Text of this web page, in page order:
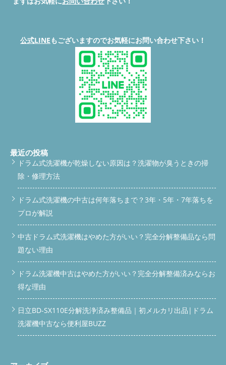
出ている場合、内部詰まりの可能性が高いです。 放置すると完
れば幸いです。
公式LINEで相談・依頼する 電話する
問
サービス一覧を見る 便利屋BUZZのドラム式洗濯機
分解クリーニング・修理のサービス内容や作業内容、機種別料金
についてはこちらで詳しくご確認いただけます。 ご予約前にぜ
ひチェックしてください。
料金表を見る /* 上部スクロールバ
ー（スリム仕様） */ #scroll-bar { position: fixed; top: -60px; left:
0; width: 100%; background-color: #00C73C; padding: 12px
10px; text-align: center; z-index: 9999; box-shadow: 0 2px 8px
rgba(0,0,0,0.3); transition: top 0.3s ease; } #scroll-bar.show { top:
{ opacity: 0.9; } /* 下部固定バー */ #bottom-bar { position: fixed;
bottom: -60px; left: 0; width: 100%; display: flex; text-align:
center; z-index: 9999; transition: bottom 0.3s ease; box-shadow:
0 -2px 8px rgba(0,0,0,0.3); } #bottom-bar.show { bottom: 0; }
#bottom-bar a { flex: 1; padding: 14px 8px; font-size: 16px; font-
weight: bold; color: #fff; text-decoration: none; } #bottom-bar
a.phone { background-color: #007BFF; } #bottom-bar a.contact
{ background-color: #FF6600; } #bottom-bar a:hover { opacity:
0.9; } /* サービス＆料金ブロック */ .vertical-link-block {
background-color: #FFF8E1; border: 1px solid #FFD699;
padding: 24px; margin: 24px 0; text-align: center; border-radius:
10px; } .vertical-link-block p { font-size: 16px; color: #333;
margin: 20px 0; line-height: 1.5; } /* ボタン共通設定 */ .vertical-
link-block .button { display: inline-block; font-weight: bold; font-
size: 16px; padding: 14px 28px; width: 220px; border-radius:
6px; text-decoration: none; transition: opacity 0.3s; text-align:
background-color: #28A745; color: #fff; } .vertical-link-block
.service-button:hover { opacity: 0.9; } .vertical-link-block .price-
#scroll-bar a, #bottom-bar a { font-size: 14px; padding: 12px
とした場合は使用しない 分解クリーニングの目安を知っておく
理せず専門業者に相談してください。 Q2. 自分で分解して掃除し
てもいいですか？→ メーカー保証が切れる場合やパーツ破損の
リスクがあります。安全のため専門業者推奨です。 Q3. マスクや
小物を洗うときの注意は？→ 洗濯ネットに入れる、脱水前に確
認する、軽いものは単体で入れない。
公式LINEで相談・依頼
問い合わせ
サービス一覧を見る 便利屋
BUZZのドラム式洗濯機分解クリーニング・修理のサービス内容
や作業内容、機種別料金についてはこちらで詳しくご確認いただ
けます。 ご予約前にぜひチェックしてください。
る /* 上部スクロールバー（スリム仕様） */ #scroll-bar {
9999; box-shadow: 0 2px 8px rgba(0,0,0,0.3); transition: top 0.3s
ease; } #scroll-bar.show { top: 0; } #scroll-bar a { color: #fff; font-
size: 16px; font-weight: bold; text-decoration: none; display:
inline-block; } #scroll-bar a:hover { opacity: 0.9; } /* 下部固定バー
*/ #bottom-bar { position: fixed; bottom: -60px; left: 0; width:
100%; display: flex; text-align: center; z-index: 9999; transition:
bottom 0.3s ease; box-shadow: 0 -2px 8px rgba(0,0,0,0.3); }
#bottom-bar.show { bottom: 0; } #bottom-bar a { flex: 1;
padding: 14px 8px; font-size: 16px; font-weight: bold; color: #fff;
text-decoration: none; } #bottom-bar a.phone { background-
color: #007BFF; } #bottom-bar a.contact { background-color:
#FF6600; } #bottom-bar a:hover { opacity: 0.9; } /* サービス＆料
border: 1px solid #FFD699; padding: 24px; margin: 24px 0; text-
align: center; border-radius: 10px; } .vertical-link-block p { font-
font-weight: bold; font-size: 16px; padding: 14px 28px; width:
220px; border-radius: 6px; text-decoration: none; transition:
.vertical-link-block .price-button { background-color: #FF7A2D;
くある質問（Q&A） 東芝 TW-127XH2ってどんな洗濯機？ TW-
リー層に人気があります。 ただし、高機能な反面、内部構造は
非常に複雑。異物が入り込むと排水トラブルやセンサー誤作動が
起こりやすく、「分解できる業者」が少ないという点も特徴で
す。 なぜ歯ブラシが落ちるの？ フィルター箇所からの内部の埃
が気になり、歯ブラシで清掃している時に、洗濯機内部に落下さ
せてしまう事例が多いです。 ドラムの奥に落ちた異物は、排水
ポンプやバルブに流れていき、排水トラブルの原因になります。
排水できない本当の原因 今回のお客様のTW-127XH2は「C1」エ
ラーが出ており、排水が途中で止まる状態でした。原因は、排水
ホース内部に不織布マスクが詰まり、水の流れを妨げていたこ
スクは布や紙の繊維が細かいため、フィルターや排水トラップに
絡みやすいです。見た目には見えなくても、内部では水の流れを
大きく阻害しています。 実際、分解してみると排水ホースの中
に丸まったマスクが固着しており、その周りには黒カビやスライ
ム状の汚れがこびりついていました。これが臭いの原因でもあり
ます。 こうした「異物＋汚れ」の組み合わせは、乾燥機能にも
悪影響を及ぼします。空気がうまく循環せず、生乾き臭・乾燥時
間の延長・電気代の増加につながるからです。 今回の事例は歯
ブラシが落ちて排水できなくなったケースです。 日常での注意
点や予防策については、こちらの解説記事をご覧ください： 歯
ブラシ・マスク落下時の注意と対策 分解洗浄の流れと作業内容
電源・給水・排水ホースを外し、洗濯機を安全な作業スペースへ
物（歯ブラシ・マスク）の除去 排水バルブ・フィルター・ホー
ス内部の高圧洗浄 組み立て・試運転・排水・乾燥動作の確認 異
乾燥時のイヤな臭いも解消されました。 草加市を中心とした対
応エリア 便利屋BUZZでは、草加市を中心に以下のエリアで出張
対応を行っています。 埼玉県：草加市・八潮市・越谷市・三郷
質問（Q&A） Q. 歯ブラシが落ちたかどうか、自分で確認できま
公式LINEもございますのでお気軽にお問い合わせ下さい！
最近の投稿
ドラム式洗濯機が乾燥しない原因は？洗濯物が臭うときの掃
除・修理方法
ドラム式洗濯機の中古は何年落ちまで？3年・5年・7年落ちを
プロが解説
中古ドラム式洗濯機はやめた方がいい？完全分解整備品なら問
題ない理由
ドラム洗濯機中古はやめた方がいい？完全分解整備済みならお
得な理由
日立BD-SX110E分解洗浄済み整備品｜初メルカリ出品|ドラム
洗濯機中古なら便利屋BUZZ